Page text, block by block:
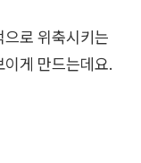
로 위축시키는
게 만드는데요.